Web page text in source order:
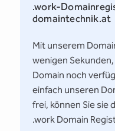
.work-
domaintechnik.at
Mit unserem
wenigen
Domain noch
einfach unseren
frei, können Sie sie
.work Domain